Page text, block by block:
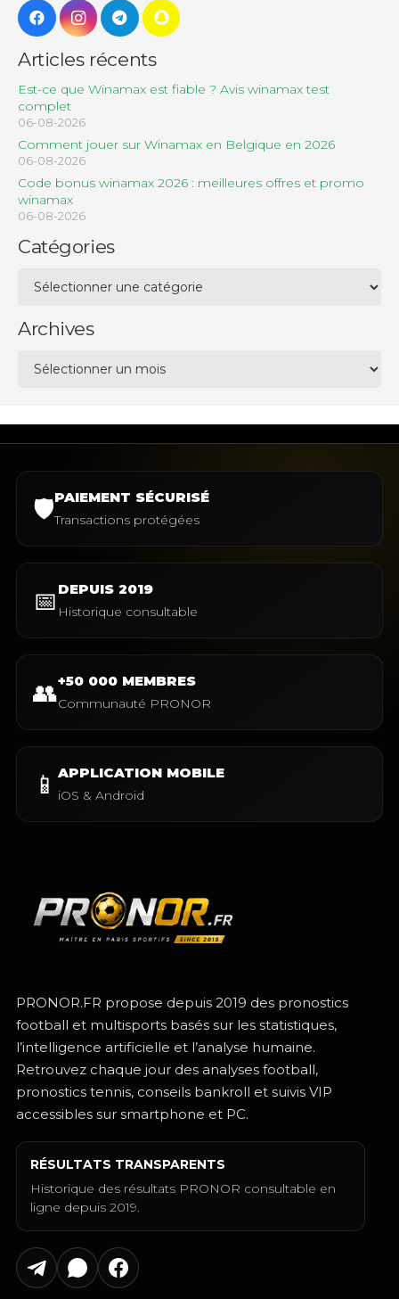
Articles récents
Est-ce que Winamax est fiable ? Avis winamax test
complet
06-08-2026
Comment jouer sur Winamax en Belgique en 2026
06-08-2026
Code bonus winamax 2026 : meilleures offres et promo
winamax
06-08-2026
Catégories
Archives
🛡️PAIEMENT SÉCURISÉ
Transactions protégées
📅 DEPUIS 2019
Historique consultable
👥+50 000 MEMBRES
Communauté PRONOR
📱 APPLICATION MOBILE
iOS & Android
PRONOR.FR propose depuis 2019 des pronostics
football et multisports basés sur les statistiques,
l’intelligence artificielle et l’analyse humaine.
Retrouvez chaque jour des analyses football,
pronostics tennis, conseils bankroll et suivis VIP
accessibles sur smartphone et PC.
RÉSULTATS TRANSPARENTS
Historique des résultats PRONOR consultable en
ligne depuis 2019.